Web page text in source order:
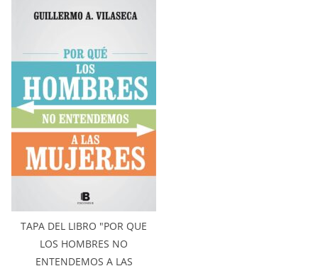
TAPA DEL LIBRO "POR QUE
LOS HOMBRES NO
ENTENDEMOS A LAS